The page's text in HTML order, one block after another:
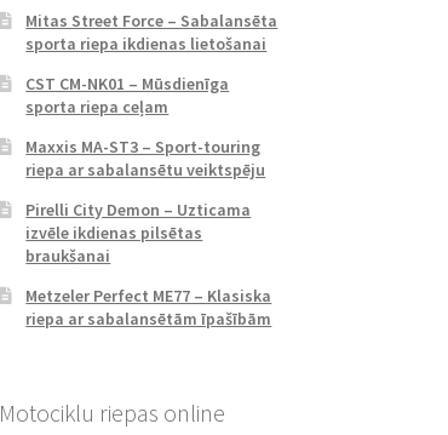
Mitas Street Force – Sabalansēta
sporta riepa ikdienas lietošanai
CST CM-NK01 – Mūsdienīga
sporta riepa ceļam
Maxxis MA-ST3 – Sport-touring
riepa ar sabalansētu veiktspēju
Pirelli City Demon – Uzticama
izvēle ikdienas pilsētas
braukšanai
Metzeler Perfect ME77 – Klasiska
riepa ar sabalansētām īpašībām
Motociklu riepas online